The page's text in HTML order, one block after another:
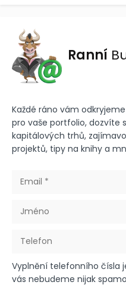
Ranní
Každé ráno vám
pro vaše portfolio, dozvíte
kapitálových trhů,
projektů, tipy na knihy a
Vyplnění telefonního čísla
vás nebudeme nijak